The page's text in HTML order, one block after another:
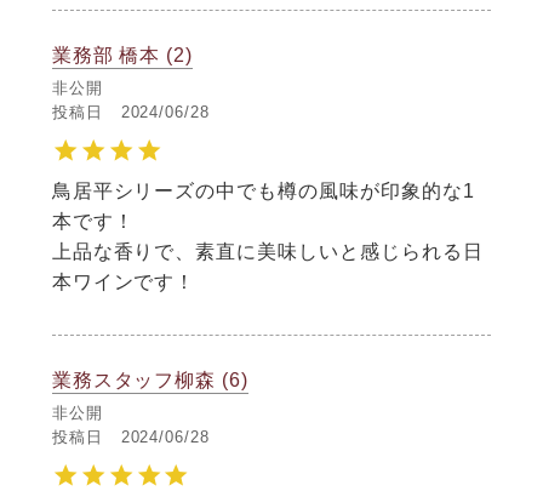
業務部 橋本 2
非公開
投稿日
2024/06/28
鳥居平シリーズの中でも樽の風味が印象的な1
本です！
上品な香りで、素直に美味しいと感じられる日
本ワインです！
業務スタッフ柳森 6
非公開
投稿日
2024/06/28